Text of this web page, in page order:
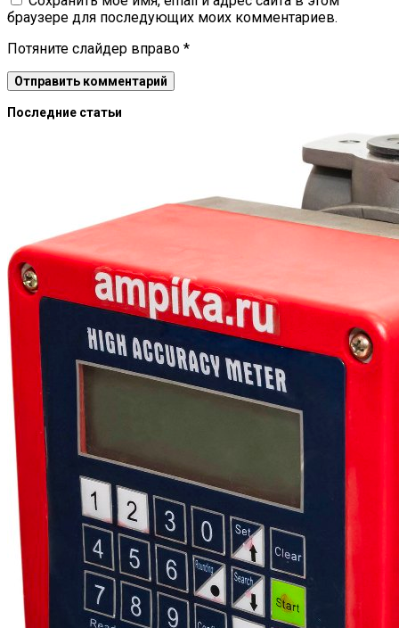
браузере для последующих моих комментариев.
Потяните слайдер вправо *
Последние статьи